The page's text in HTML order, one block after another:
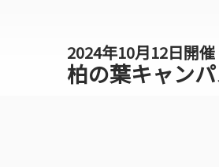
2024年10月12日開催
柏の葉キャン